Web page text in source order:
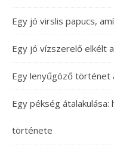
Egy jó virslis papucs,
Egy jó vízszerelő elkélt
Egy lenyűgöző történet
Egy pékség
története